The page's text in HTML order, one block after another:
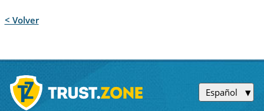
< Volver
Español